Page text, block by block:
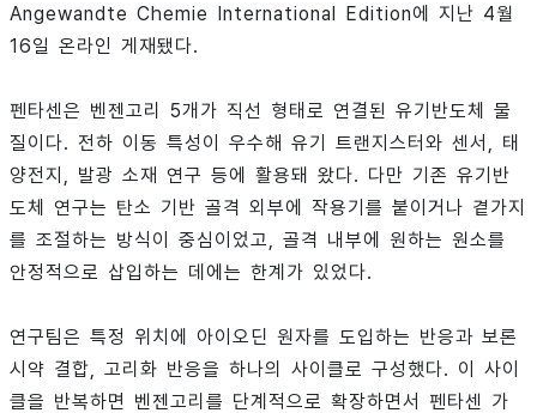
Angewandte Chemie International Edition에 지난 4월
16일 온라인 게재됐다.
펜타센은 벤젠고리 5개가 직선 형태로 연결된 유기반도체 물
질이다. 전하 이동 특성이 우수해 유기 트랜지스터와 센서, 태
양전지, 발광 소재 연구 등에 활용돼 왔다. 다만 기존 유기반
도체 연구는 탄소 기반 골격 외부에 작용기를 붙이거나 곁가지
를 조절하는 방식이 중심이었고, 골격 내부에 원하는 원소를
안정적으로 삽입하는 데에는 한계가 있었다.
연구팀은 특정 위치에 아이오딘 원자를 도입하는 반응과 보론
시약 결합, 고리화 반응을 하나의 사이클로 구성했다. 이 사이
클을 반복하면 벤젠고리를 단계적으로 확장하면서 펜타센 가